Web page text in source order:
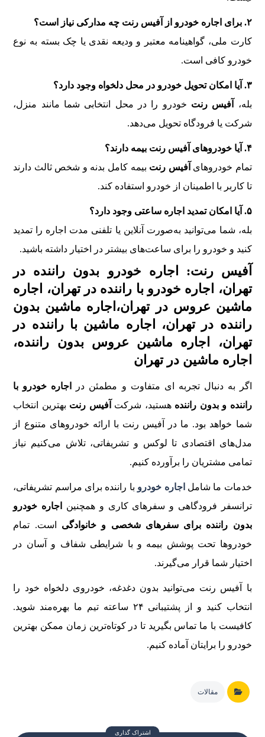
۲. برای اجاره خودرو از آفیس رنت چه مدارکی نیاز است؟
کارت ملی، گواهینامه معتبر و ودیعه نقدی یا چک بسته به نوع
خودرو کافی است.
۳. آیا امکان تحویل خودرو در محل دلخواه وجود دارد؟
بله، آفیس رنت خودرو را در محل انتخابی شما مانند منزل،
شرکت یا فرودگاه تحویل می‌دهد.
۴. آیا خودروهای آفیس رنت بیمه دارند؟
تمام خودروهای آفیس رنت بیمه کامل بدنه و شخص ثالث دارند
تا کاربر با اطمینان از خودرو استفاده کند.
۵. آیا امکان تمدید اجاره ساعتی وجود دارد؟
بله، شما می‌توانید به‌صورت آنلاین یا تلفنی مدت اجاره را تمدید
کنید و خودرو را برای ساعت‌های بیشتر در اختیار داشته باشید.
آفیس رنت: اجاره خودرو بدون راننده در
تهران، اجاره خودرو با راننده در تهران، اجاره
ماشین عروس در تهران،اجاره ماشین بدون
راننده در تهران، اجاره ماشین با راننده در
تهران، اجاره ماشین عروس بدون راننده،
اجاره ماشین در تهران
اگر به دنبال تجربه‌ ای متفاوت و مطمئن در
اجاره خودرو با
راننده و بدون راننده هستید، شرکت آفیس رنت بهترین انتخاب
شما خواهد بود. ما در آفیس رنت با ارائه خودروهای متنوع از
مدل‌های اقتصادی تا لوکس و تشریفاتی، تلاش می‌کنیم نیاز
تمامی مشتریان را برآورده کنیم.
خدمات ما شامل اجاره خودرو با راننده برای مراسم تشریفاتی،
ترانسفر فرودگاهی و سفرهای کاری و همچنین
اجاره خودرو
بدون راننده برای سفرهای شخصی و خانوادگی است. تمام
خودروها تحت پوشش بیمه و با شرایطی شفاف و آسان در
اختیار شما قرار می‌گیرند.
با آفیس رنت می‌توانید بدون دغدغه، خودروی دلخواه خود را
انتخاب کنید و از پشتیبانی ۲۴ ساعته تیم ما بهره‌مند شوید.
کافیست با ما تماس بگیرید تا در کوتاه‌ترین زمان ممکن بهترین
خودرو را برایتان آماده کنیم.
مقالات